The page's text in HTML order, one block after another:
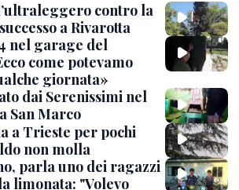
contro la
a Rivarotta
nel garage del
come potevamo
giornata»
dai Serenissimi nel
San Marco
a Trieste per pochi
non molla
parla uno dei ragazzi
limonata: "Volevo